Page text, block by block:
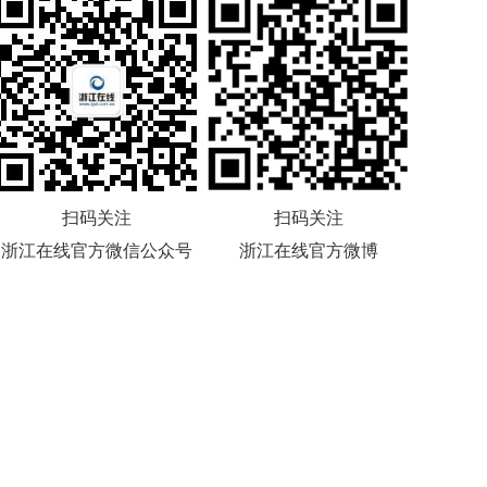
扫码关注
浙江在线官方微信公众号
扫码关注
浙江在线官方微博